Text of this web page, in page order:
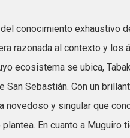
conocimiento exhaustivo
razonada al contexto y los
ecosistema se ubica,
San Sebastián. Con un
novedoso y singular que
En cuanto a Muguiro